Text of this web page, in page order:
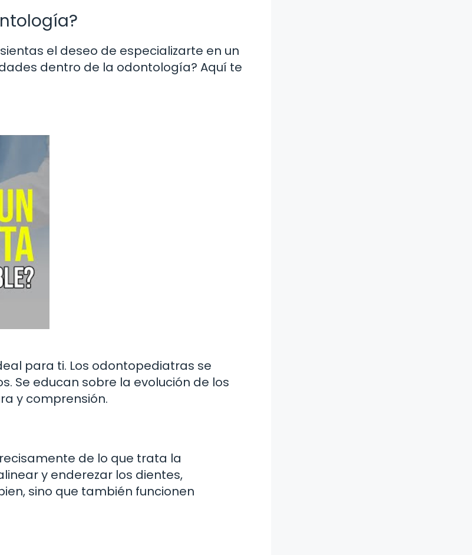
el deseo de especializarte en un
dentro de la odontología? Aquí te
para ti. Los odontopediatras se
Se educan sobre la evolución de los
y comprensión.
de lo que trata la
y enderezar los dientes,
sino que también funcionen